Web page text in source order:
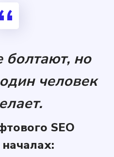
болтают, но
человек
SEO